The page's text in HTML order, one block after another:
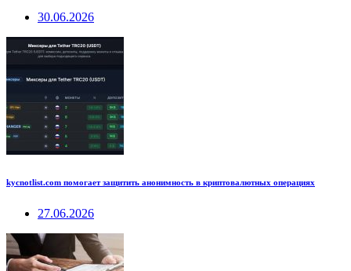
30.06.2026
kycnotlist.com помогает защитить анонимность в криптовалютных операциях
27.06.2026